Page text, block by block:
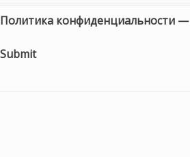
Политика конфиденциальности —
Submit